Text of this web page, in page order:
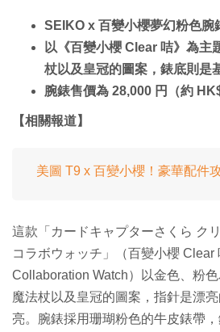
SEIKO x 百變小櫻夢幻粉色腕
以《百變小櫻 Clear 咭》為主
杖以及皇冠的圖案，錶底則是
腕錶售價為 28,000 円（約
【相關報道】
美圖 T9 x 百變小櫻！豪華配件
這款「カードキャプターさくら ク
コラボウォッチ」（百變小櫻 Clear
Collaboration Watch）以金色、粉色
魔法杖以及皇冠的圖案，指針是漂
亮。腕錶採用珊瑚粉色的牛皮錶帶